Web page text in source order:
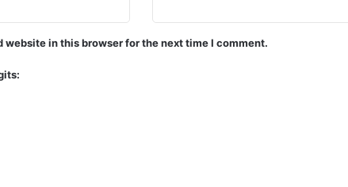
website in this browser for the next time I comment.